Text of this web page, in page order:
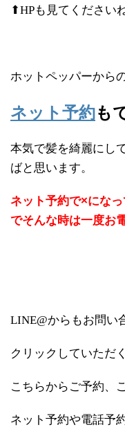
⬆HPも見てください
ホットペッパーから
ネット予約も
本気で髪を綺麗にし
ばと思います。
ネット予約で×にな
でそんな時は一度お
LINE@からもお問い
クリックしていただ
こちらからご予約、
ネット予約や電話予